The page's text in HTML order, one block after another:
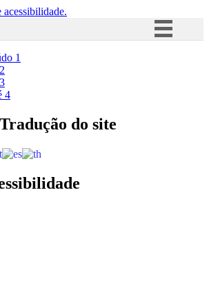
Acesso à informação
1
2
3
4
do site